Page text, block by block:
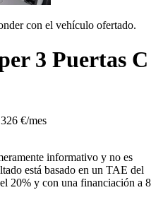
con el vehículo ofertado.
3 Puertas C
326 €/mes
informativo y no es
está basado en un TAE del
20% y con una financiación a 8